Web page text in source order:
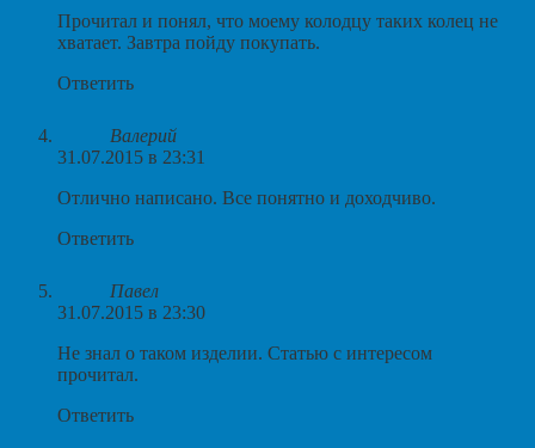
Прочитал и понял, что моему колодцу таких колец не
хватает. Завтра пойду покупать.
Ответить
Валерий
31.07.2015 в 23:31
Отлично написано. Все понятно и доходчиво.
Ответить
Павел
31.07.2015 в 23:30
Не знал о таком изделии. Статью с интересом
прочитал.
Ответить